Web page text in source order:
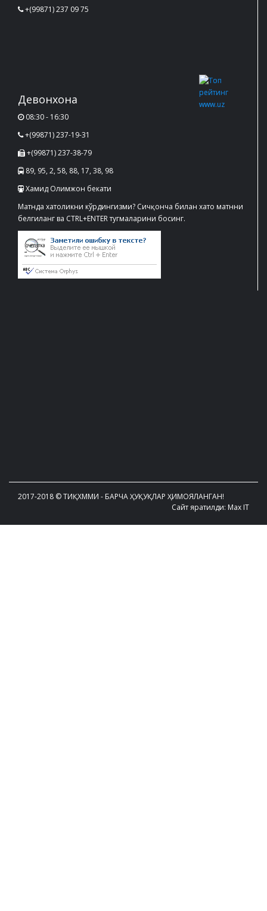
+(99871) 237 09 75
Девонхона
08:30 - 16:30
+(99871) 237-19-31
+(99871) 237-38-79
89, 95, 2, 58, 88, 17, 38, 98
Хамид Олимжон бекати
Матнда хатоликни кўрдингизми? Сичқонча билан хато матнни
белгиланг ва CTRL+ENTER тугмаларини босинг.
2017-2018 © ТИҚХММИ - БАРЧА ҲУҚУҚЛАР ҲИМОЯЛАНГАН!
Сайт яратилди: Max IT